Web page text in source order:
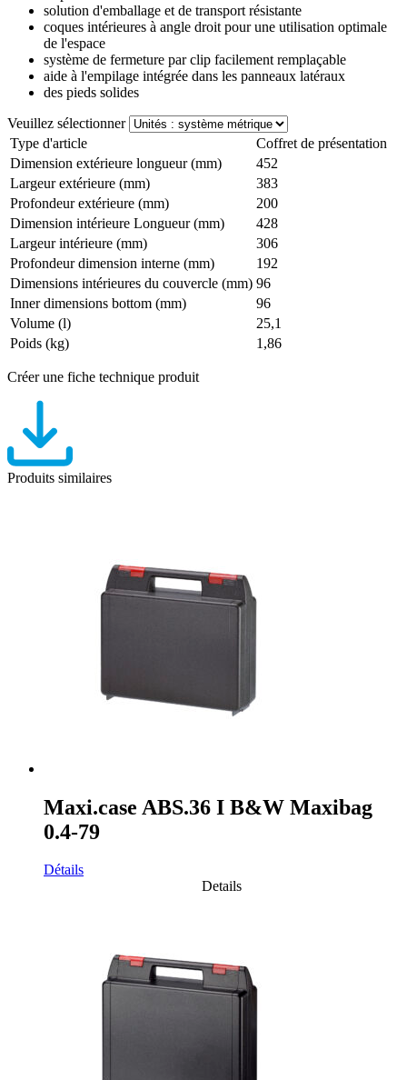
solution d'emballage et de transport résistante
coques intérieures à angle droit pour une utilisation optimale
de l'espace
système de fermeture par clip facilement remplaçable
aide à l'empilage intégrée dans les panneaux latéraux
des pieds solides
Veuillez sélectionner
Type d'article
Coffret de présentation
Dimension extérieure longueur (mm)
452
Largeur extérieure (mm)
383
Profondeur extérieure (mm)
200
Dimension intérieure Longueur (mm)
428
Largeur intérieure (mm)
306
Profondeur dimension interne (mm)
192
Dimensions intérieures du couvercle (mm) 96
Inner dimensions bottom (mm)
96
Volume (l)
25,1
Poids (kg)
1,86
Créer une fiche technique produit
Produits similaires
Maxi.case ABS.36 I B&W Maxibag
0.4-79
Détails
Details